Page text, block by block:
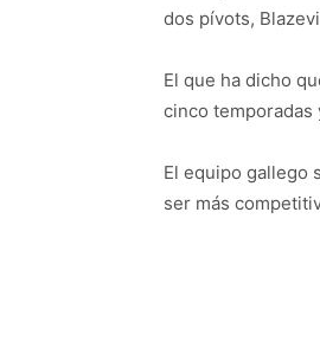
dos pívots,
El que ha dicho
cinco temporadas
El equipo gallego
ser más